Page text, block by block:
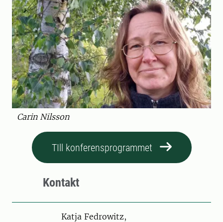
Carin Nilsson
TIll konferensprogrammet
Kontakt
PersonKatja Fedrowitz,